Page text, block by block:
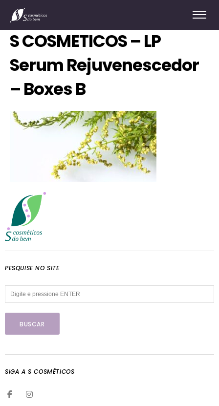
S COSMETICOS – LP
Serum Rejuvenescedor
– Boxes B
PESQUISE NO SITE
SIGA A S COSMÉTICOS